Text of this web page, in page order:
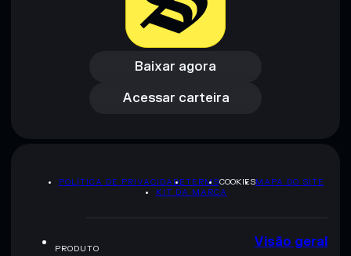
Baixar agora
Baixar agora
Acessar carteira
Acessar carteira
POLÍTICA DE PRIVACIDADETERMSCOOKIESMAPA DO SITE
KIT DA MARCA
PRODUTO Visão geral